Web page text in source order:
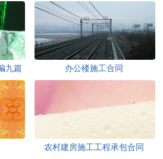
九篇 办公楼施工合同
农村建房施工工程承包合同